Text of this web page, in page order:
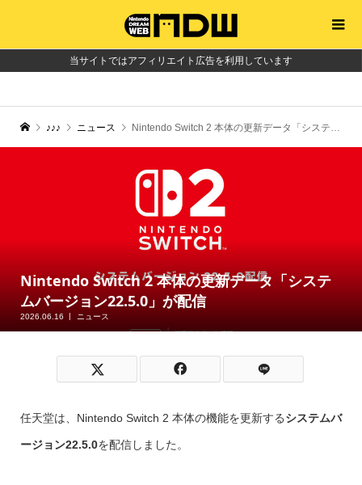
当サイトではアフィリエイト広告を利用しています
♪♪♪ ニュース Nintendo Switch 2 本体の更新データ「システムバージョン22.5.0」が配信
Nintendo Switch 2 本体の更新データ「システ
ムバージョン22.5.0」が配信
2026.06.16 ニュース
任天堂は、Nintendo Switch 2 本体の機能を更新するシステムバ
ージョン22.5.0を配信しました。